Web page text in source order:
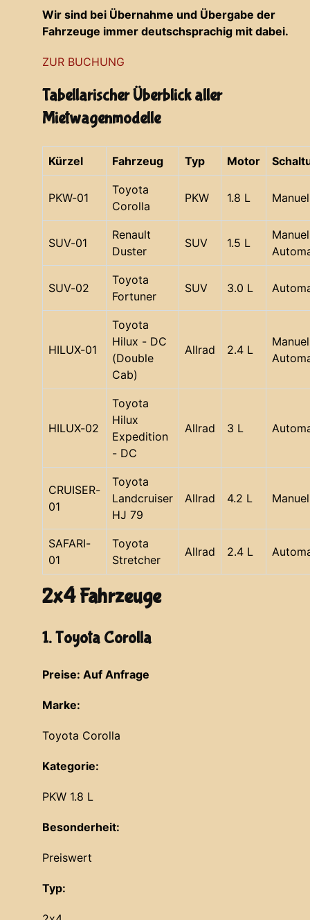
Wir sind bei Übernahme und Übergabe der
Fahrzeuge immer deutschsprachig mit dabei.
ZUR BUCHUNG
Tabellarischer Überblick aller
Mietwagenmodelle
Kürzel Fahrzeug Typ Motor
PKW-01
Toyota
Corolla
PKW 1.8 L
SUV-01
Renault
Duster
SUV 1.5 L
SUV-02
Toyota
Fortuner
SUV 3.0 L
HILUX-01
Toyota
Hilux - DC
(Double
Cab)
Allrad 2.4 L
HILUX-02
Toyota
Hilux
Expedition
- DC
Allrad 3 L
CRUISER-
01
Toyota
Landcruiser
HJ 79
Allrad 4.2 L
SAFARI-
01
Toyota
Stretcher
Allrad 2.4 L
2x4 Fahrzeuge
1. Toyota Corolla
Preise: Auf Anfrage
Marke:
Toyota Corolla
Kategorie:
PKW 1.8 L
Besonderheit:
Preiswert
Typ: